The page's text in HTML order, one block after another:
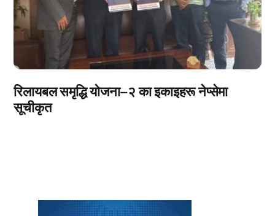
रिलायबल समृद्धि योजना–२ का इकाइहरू नेप्सेमा
सूचीकृत